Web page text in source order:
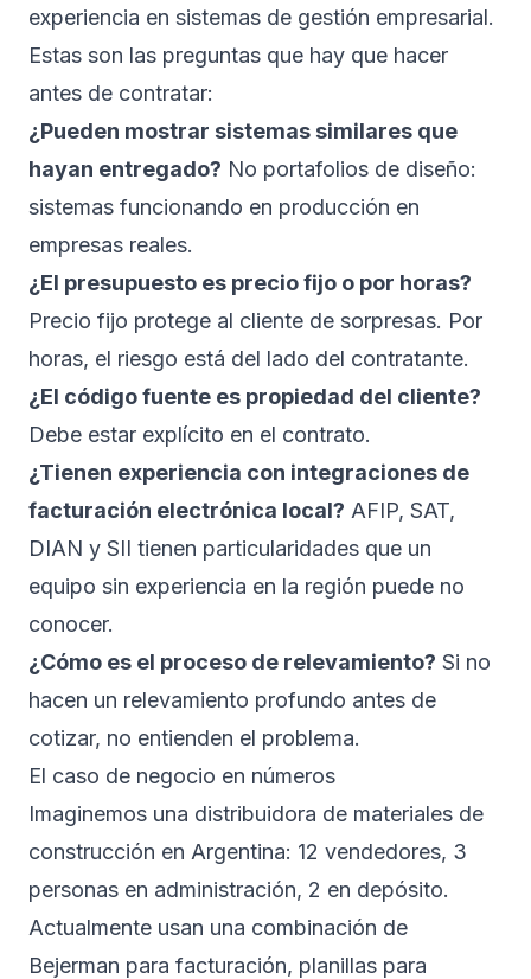
experiencia en sistemas de gestión empresarial.
Estas son las preguntas que hay que hacer
antes de contratar:
¿Pueden mostrar sistemas similares que
hayan entregado? No portafolios de diseño:
sistemas funcionando en producción en
empresas reales.
¿El presupuesto es precio fijo o por horas?
Precio fijo protege al cliente de sorpresas. Por
horas, el riesgo está del lado del contratante.
¿El código fuente es propiedad del cliente?
Debe estar explícito en el contrato.
¿Tienen experiencia con integraciones de
facturación electrónica local? AFIP, SAT,
DIAN y SII tienen particularidades que un
equipo sin experiencia en la región puede no
conocer.
¿Cómo es el proceso de relevamiento? Si no
hacen un relevamiento profundo antes de
cotizar, no entienden el problema.
El caso de negocio en números
Imaginemos una distribuidora de materiales de
construcción en Argentina: 12 vendedores, 3
personas en administración, 2 en depósito.
Actualmente usan una combinación de
Bejerman para facturación, planillas para